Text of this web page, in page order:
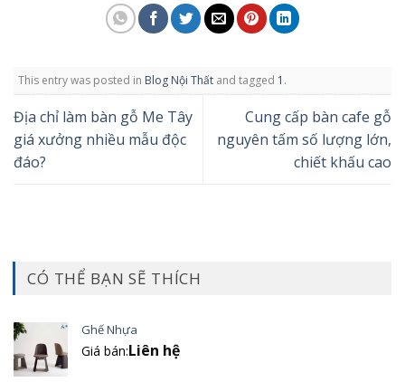
This entry was posted in Blog Nội Thất and tagged 1 .
Địa chỉ làm bàn gỗ Me Tây
giá xưởng nhiều mẫu độc
đáo?
Cung cấp bàn cafe gỗ
nguyên tấm số lượng lớn,
chiết khấu cao
CÓ THỂ BẠN SẼ THÍCH
Ghế Nhựa
Giá bán:Liên hệ